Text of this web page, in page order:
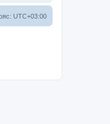
UTC+03:00